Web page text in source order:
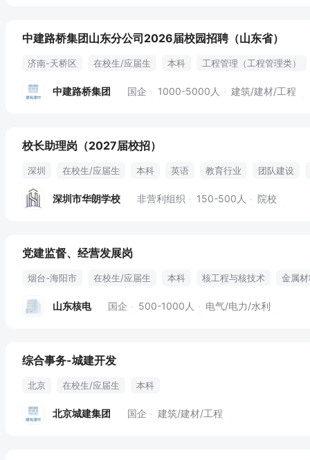
中建路桥集团山东分公司2026届校园招聘（山东省）
济南-天桥区 在校生/应届生 本科 工程管理（工程管理类）
中建路桥集团 国企 1000-5000人 建筑/建材/工程
校长助理岗（2027届校招）
深圳 在校生/应届生 本科 英语 教育行业 团队建设
深圳市华朗学校 非营利组织 150-500人 院校
党建监督、经营发展岗
烟台-海阳市 在校生/应届生 本科 核工程与核技术 金属
山东核电 国企 500-1000人 电气/电力/水利
综合事务-城建开发
北京 在校生/应届生 本科
北京城建集团 国企 建筑/建材/工程